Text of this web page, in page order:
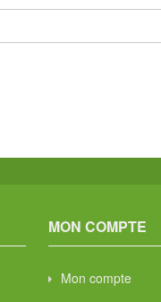
MON COMPTE
Mon compte